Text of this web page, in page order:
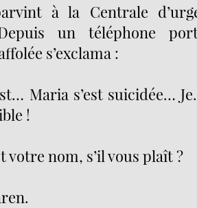
à la Centrale
un téléphone
s’exclama :
Maria s’est suicidée…
!
votre nom, s’il vous plaît ?